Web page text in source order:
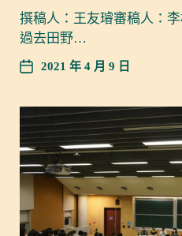
撰稿人：王友璿審稿人：
過去田野…
2021 年 4 月 9 日